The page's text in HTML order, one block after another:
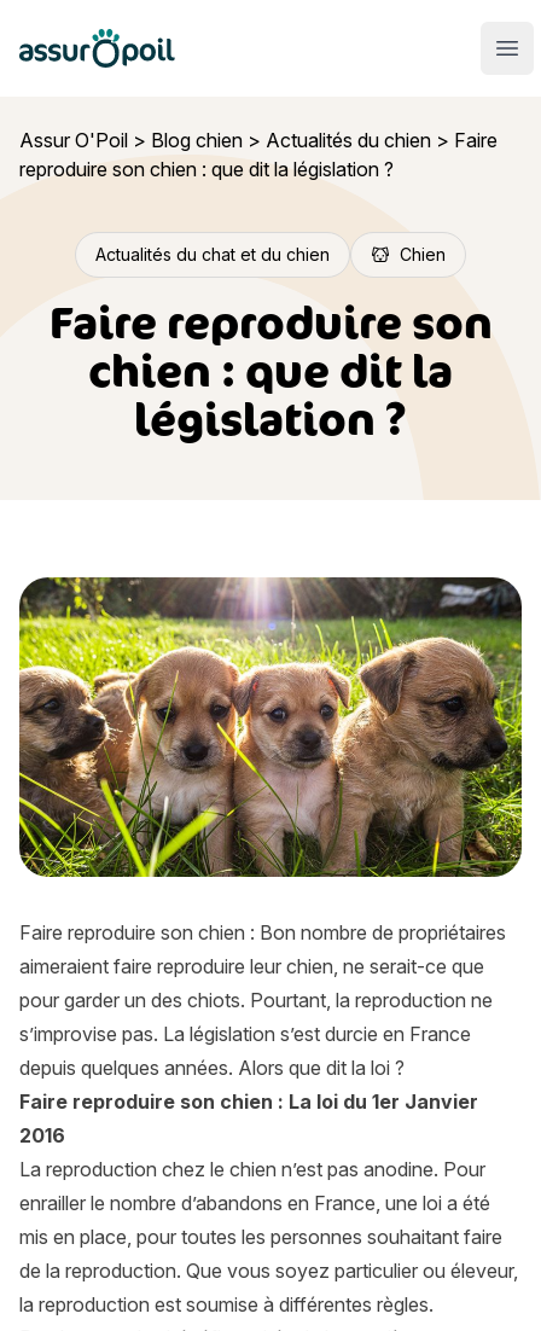
Assur O'Poil
Assur O'Poil > Blog chien > Actualités du chien > Faire
reproduire son chien : que dit la législation ?
Actualités du chat et du chien Chien
Faire reproduire son
chien : que dit la
législation ?
Faire reproduire son chien : que dit la législation ?
Faire reproduire son chien : Bon nombre de propriétaires
aimeraient faire reproduire leur chien, ne serait-ce que
pour garder un des chiots. Pourtant, la reproduction ne
s’improvise pas. La législation s’est durcie en France
depuis quelques années. Alors que dit la loi ?
Faire reproduire son chien : La loi du 1er Janvier
2016
La reproduction chez le chien n’est pas anodine. Pour
enrailler le nombre d’abandons en France, une loi a été
mis en place, pour toutes les personnes souhaitant faire
de la reproduction. Que vous soyez particulier ou éleveur,
la reproduction est soumise à différentes règles.